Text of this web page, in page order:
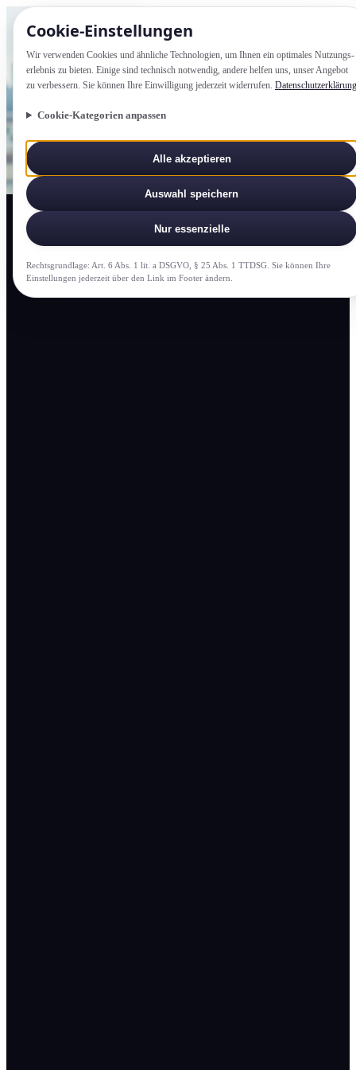
Cookie-Einstellung­en
Wir verwenden Cookies und ähnliche Technologien, um Ihnen ein optimales Nutzungs­
erlebnis zu bieten. Einige sind technisch notwendig, andere helfen uns, unser Angebot
zu verbessern. Sie können Ihre Einwilligung jederzeit widerrufen. Datenschutzerklärung
Cookie-Kategorien anpassen
Alle akzeptieren
Auswahl speichern
Nur essenzielle
Rechtsgrundlage: Art. 6 Abs. 1 lit. a DSGVO, § 25 Abs. 1 TTDSG. Sie können Ihre
Einstellung­en jederzeit über den Link im Footer ändern.